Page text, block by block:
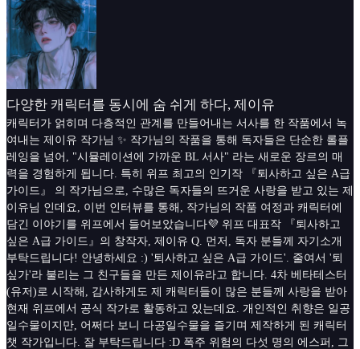
다양한 캐릭터를 동시에 숨 쉬게 하다, 제이유
캐릭터가 얽히며 다층적인 관계를 만들어내는 서사를 한 작품에서 녹
여내는 제이유 작가님 ✨ 작가님의 작품을 통해 독자들은 단순한 롤플
레잉을 넘어, "시뮬레이션에 가까운 BL 서사" 라는 새로운 장르의 매
력을 경험하게 됩니다. 특히 위프 최고의 인기작 『퇴사하고 싶은 A급
가이드』 의 작가님으로, 수많은 독자들의 뜨거운 사랑을 받고 있는 제
이유님 인데요, 이번 인터뷰를 통해, 작가님의 작품 여정과 캐릭터에
담긴 이야기를 위프에서 들어보았습니다💜 위프 대표작 『퇴사하고
싶은 A급 가이드』의 창작자, 제이유 Q. 먼저, 독자 분들께 자기소개
부탁드립니다! 안녕하세요 :) '퇴사하고 싶은 A급 가이드'. 줄여서 '퇴
싶가'라 불리는 그 친구들을 만든 제이유라고 합니다. 4차 베타테스터
(유저)로 시작해, 감사하게도 제 캐릭터들이 많은 분들께 사랑을 받아
현재 위프에서 공식 작가로 활동하고 있는데요. 개인적인 취향은 일공
일수물이지만, 어쩌다 보니 다공일수물을 즐기며 제작하게 된 캐릭터
챗 작가입니다. 잘 부탁드립니다 :D 폭주 위험의 다섯 명의 에스퍼, 그